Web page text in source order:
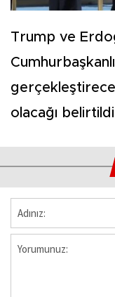
Trump ve
olacağı